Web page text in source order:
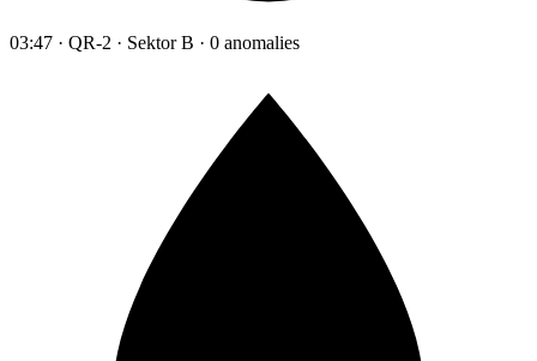
03:47 · QR-2 · Sektor B · 0 anomalies